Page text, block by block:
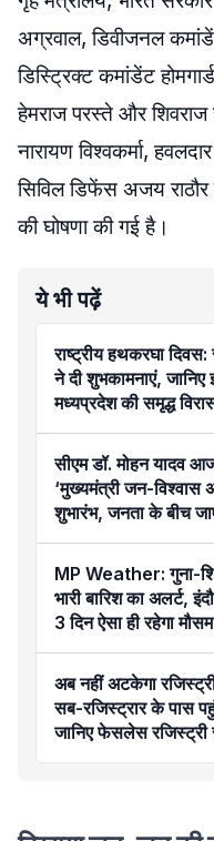
अग्रवाल, डिवीजनल
डिस्ट्रिक्ट कमांडेंट
हेमराज परस्ते और शिवराज
नारायण विश्वकर्मा,
सिविल डिफेंस अजय
की घोषणा की गई है।
ये भी पढ़ें
राष्ट्रीय हथकरघा दिवस:
ने दी शुभकामनाएं,
मध्यप्रदेश की समृद्ध
सीएम डॉ. मोहन यादव
‘मुख्यमंत्री जन-
शुभारंभ, जनता के बीच
MP Weather: गुना-
भारी बारिश का अलर्ट,
3 दिन ऐसा ही रहेगा मौसम
अब नहीं अटकेगा
सब-रजिस्ट्रार के पास
जानिए फेसलेस रजिस्ट्री
होगा फायदा?